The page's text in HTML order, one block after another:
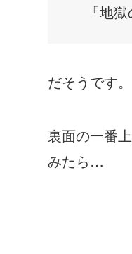
「地
だそうです。
裏面の一番
みたら…